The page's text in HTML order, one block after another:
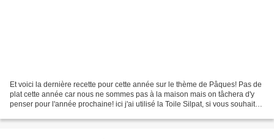
Et voici la dernière recette pour cette année sur le thème de Pâques! Pas de
plat cette année car nous ne sommes pas à la maison mais on tâchera d'y
penser pour l'année prochaine! ici j'ai utilisé la Toile Silpat, si vous souhaitez